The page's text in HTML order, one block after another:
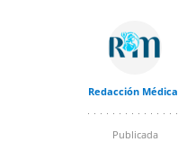
Redacción Médica
Publicada